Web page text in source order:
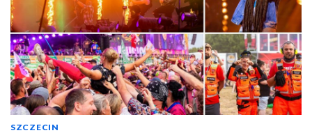
SZCZECIN